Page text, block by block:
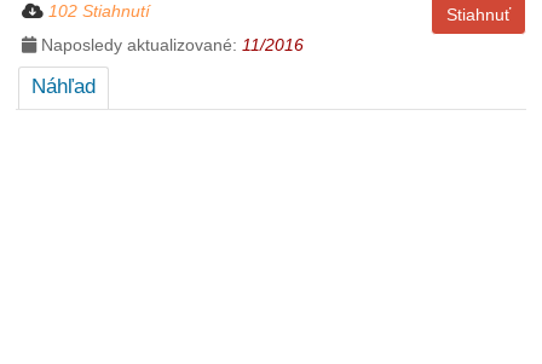
Stiahnuť
102 Stiahnutí
Naposledy aktualizované: 11/2016
Náhľad